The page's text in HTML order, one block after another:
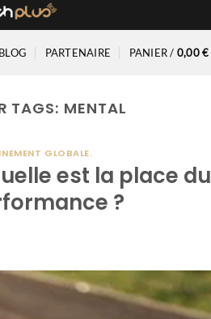
BLOG PARTENAIRE PANIER / 0,00€
TAGS: MENTAL
GLOBALE.
est la place du
?